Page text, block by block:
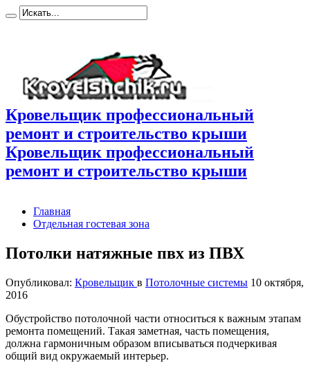
Кровельщик профессиональный
ремонт и строительство крыши
Кровельщик профессиональный
ремонт и строительство крыши
Главная
Отдельная гостевая зона
Потолки натяжные пвх из ПВХ
Опубликовал: Кровельщик в Потолочные системы 10 октября,
2016
Обустройство потолочной части относиться к важным этапам
ремонта помещений. Такая заметная, часть помещения,
должна гармоничным образом вписываться подчеркивая
общий вид окружаемый интерьер.